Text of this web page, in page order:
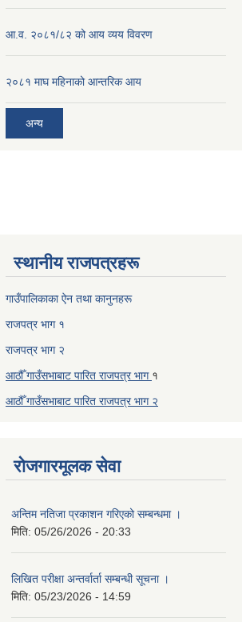
आ.व. २०८१/८२ को आय व्यय विवरण
२०८१ माघ महिनाको आन्तरिक आय
अन्य
स्थानीय राजपत्रहरू
गाउँपालिकाका ऐन तथा कानुनहरू
राजपत्र भाग १
राजपत्र भाग २
आठौँ गाउँसभाबाट पारित राजपत्र भाग १
आठौँ गाउँसभाबाट पारित राजपत्र भाग २
रोजगारमूलक सेवा
अन्तिम नतिजा प्रकाशन गरिएको सम्बन्धमा ।
मिति: 05/26/2026 - 20:33
लिखित परीक्षा अन्तर्वार्ता सम्बन्धी सूचना ।
मिति: 05/23/2026 - 14:59